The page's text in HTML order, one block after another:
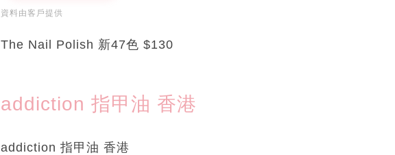
資料由客戶提供
The Nail Polish 新47色 $130
addiction 指甲油 香港
addiction 指甲油 香港